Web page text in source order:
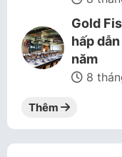
Gold
hấp
năm
8
Thêm